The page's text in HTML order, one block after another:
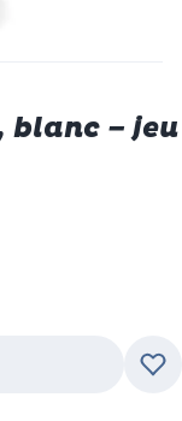
– jeu